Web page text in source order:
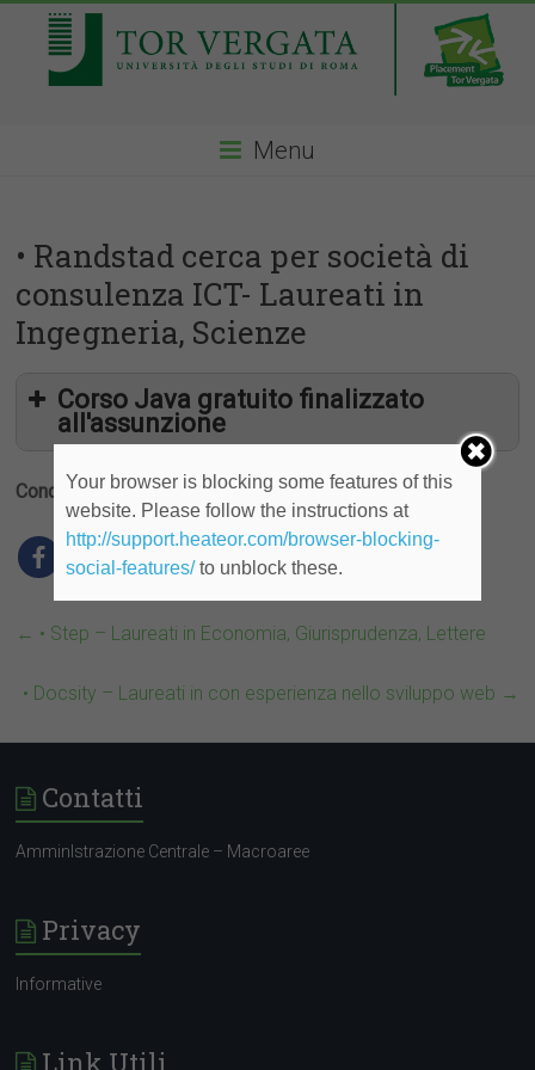
Menu
• Randstad cerca per società di
consulenza ICT- Laureati in
Ingegneria, Scienze
Corso Java gratuito finalizzato
all'assunzione
Condividi
← • Step – Laureati in Economia, Giurisprudenza, Lettere
• Docsity – Laureati in con esperienza nello sviluppo web →
Contatti
AmminIstrazione Centrale – Macroaree
Privacy
Informative
Link Utili
Your browser is blocking some features of this
website. Please follow the instructions at
http://support.heateor.com/browser-blocking-
social-features/to unblock these.